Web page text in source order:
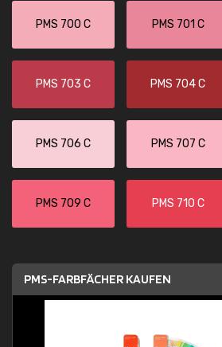
PMS 700 C PMS 701 C
PMS 703 C PMS 704 C
PMS 706 C PMS 707 C
PMS 709 C PMS 710 C
PMS-FARBFÄCHER KAUFEN